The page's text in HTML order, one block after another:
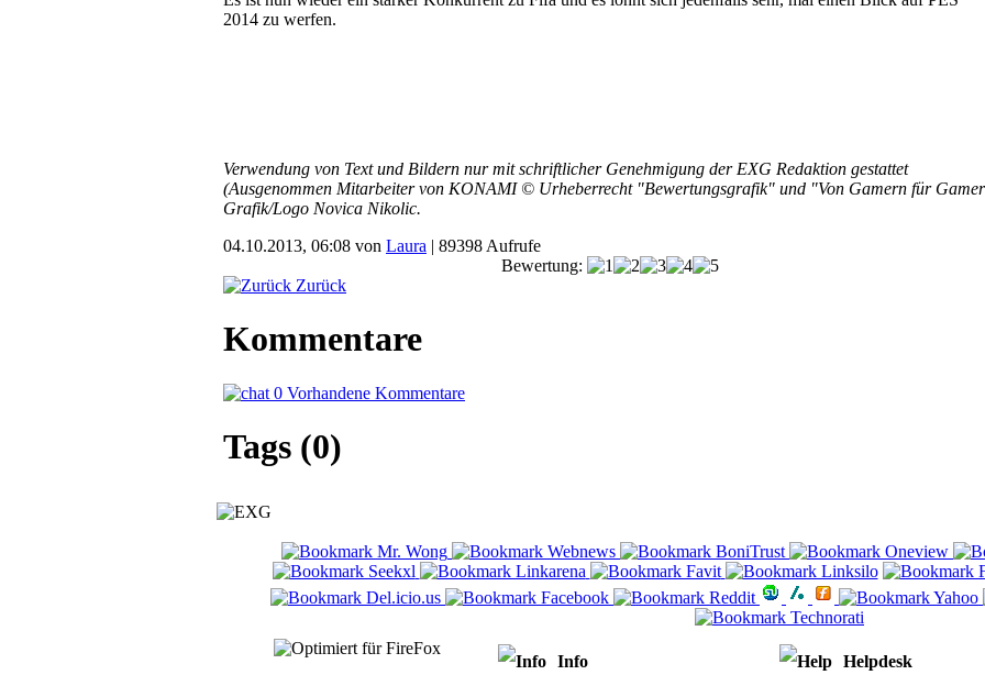
2014 zu werfen.
Verwendung von Text und Bildern nur mit schriftlicher Genehmigung der EXG Redaktion gestattet
(Ausgenommen Mitarbeiter von KONAMI © Urheberrecht "Bewertungsgrafik" und "Von Gamern für
Grafik/Logo Novica Nikolic.
04.10.2013, 06:08 von Laura | 89398 Aufrufe
Bewertung:
Zurück
Kommentare
0 Vorhandene Kommentare
Tags (0)
Info Helpdesk